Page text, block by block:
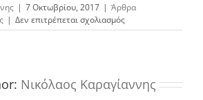
| 7 Οκτωβρίου, 2017 | Άρθρα
| Δεν επιτρέπεται σχολιασμόςστο
Μπιφτέκια
ντομάτα
Νικόλαος Καραγίαννης